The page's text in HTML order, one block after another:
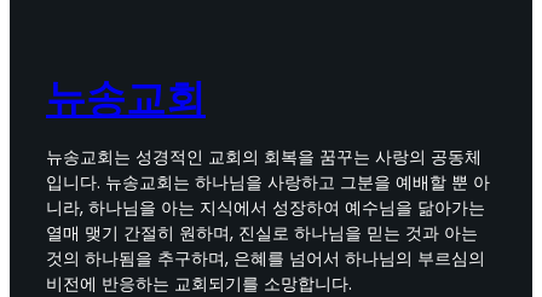
뉴송교회
뉴송교회는 성경적인 교회의 회복을 꿈꾸는 사랑의 공동체
입니다. 뉴송교회는 하나님을 사랑하고 그분을 예배할 뿐 아
니라, 하나님을 아는 지식에서 성장하여 예수님을 닮아가는
열매 맺기 간절히 원하며, 진실로 하나님을 믿는 것과 아는
것의 하나됨을 추구하며, 은혜를 넘어서 하나님의 부르심의
비전에 반응하는 교회되기를 소망합니다.